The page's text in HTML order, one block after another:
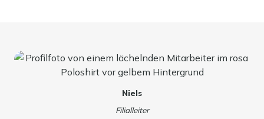
Niels
Filialleiter